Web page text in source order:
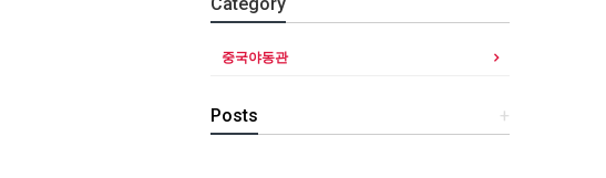
중국야동관
+
Posts